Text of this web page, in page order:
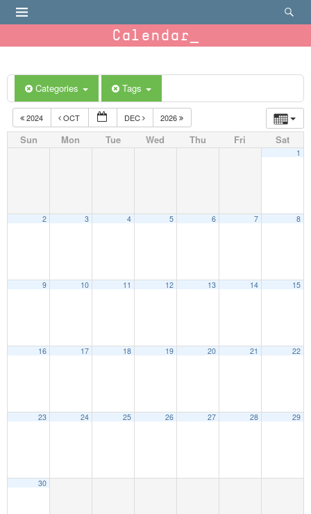
Calendar
Categories Tags
2024 OCT DEC 2026
Sun Mon Tue Wed Thu Fri Sat
1
2 3 4 5 6 7 8
9 10 11 12 13 14 15
16 17 18 19 20 21 22
23 24 25 26 27 28 29
30